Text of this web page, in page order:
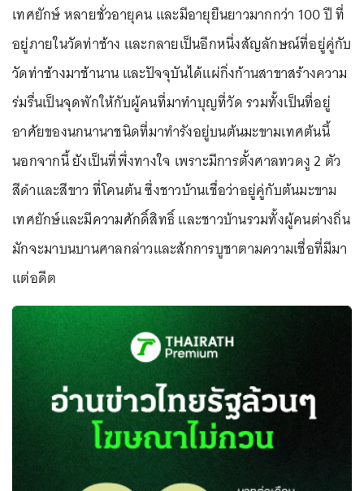
เทศยักษ์ หลายชั่วอายุคน และมีอายุยืนยาวมากกว่า 100 ปี ที่
อยู่ภายในวัดท่าช้าง และกลายเป็นอีกหนึ่งสัญลักษณ์ที่อยู่คู่กับ
วัดท่าช้างมาช้านาน และปัจจุบันได้แผ่กิ่งก้านสาขาสร้างความ
ร่มรื่นเป็นจุดพักให้กับผู้คนที่มาทำบุญที่วัด รวมทั้งเป็นที่อยู่
อาศัยของนกนานาชนิดที่มาทำรังอยู่บนต้นมะขามเทศต้นนี้
นอกจากนี้ ยังเป็นที่พึ่งทางใจ เพราะมีการตั้งศาลทวดงู 2 ตัว
สีดำและสีขาว ที่โคนต้น ซึ่งชาวบ้านเชื่อว่าอยู่คู่กับต้นมะขาม
เทศยักษ์และมีความศักดิ์สิทธิ์ และชาวบ้านรวมทั้งผู้คนต่างถิ่น
มักจะมาบนบานศาลกล่าวและสักการบูชาตามความเชื่อที่มีมา
แต่อดีต